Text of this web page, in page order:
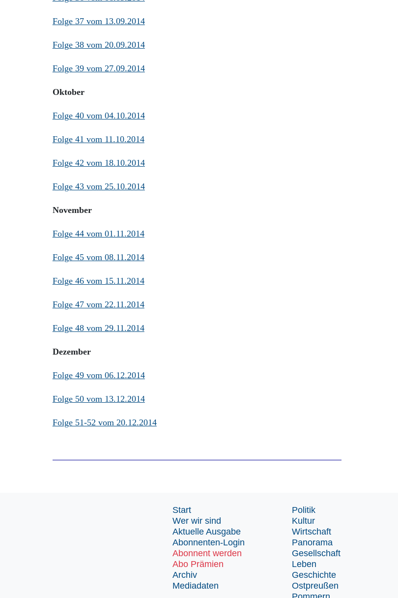
Folge 37 vom 13.09.2014
Folge 38 vom 20.09.2014
Folge 39 vom 27.09.2014
Oktober
Folge 40 vom 04.10.2014
Folge 41 vom 11.10.2014
Folge 42 vom 18.10.2014
Folge 43 vom 25.10.2014
November
Folge 44 vom 01.11.2014
Folge 45 vom 08.11.2014
Folge 46 vom 15.11.2014
Folge 47 vom 22.11.2014
Folge 48 vom 29.11.2014
Dezember
Folge 49 vom 06.12.2014
Folge 50 vom 13.12.2014
Folge 51-52 vom 20.12.2014
Start
Wer wir sind
Aktuelle Ausgabe
Abonnenten-Login
Abonnent werden
Abo Prämien
Archiv
Mediadaten
Politik
Kultur
Wirtschaft
Panorama
Gesellschaft
Leben
Geschichte
Ostpreußen